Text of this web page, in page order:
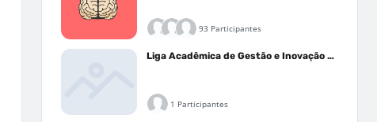
93 Participantes
Liga Acadêmica de Gestão e Inovação Médica - LAGIM
1 Participantes